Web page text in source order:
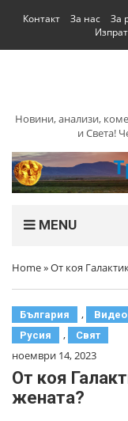
Контакт За нас За
Новини, анализи,
и Света!
MENU
Home»От коя
България ,
Русия , Свят
ноември 14, 2023
От коя
жената?